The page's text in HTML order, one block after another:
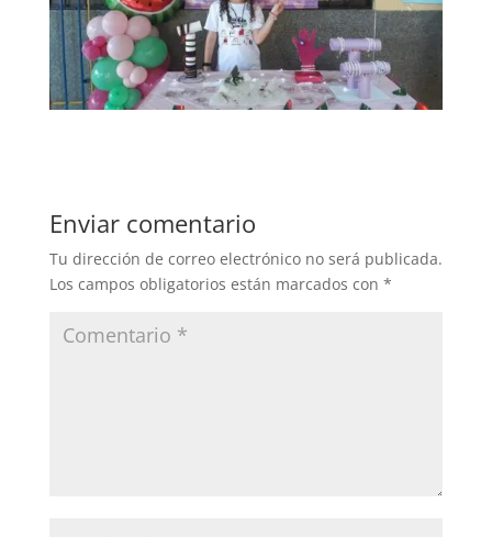
Enviar comentario
Tu dirección de correo electrónico no será publicada.
Los campos obligatorios están marcados con *